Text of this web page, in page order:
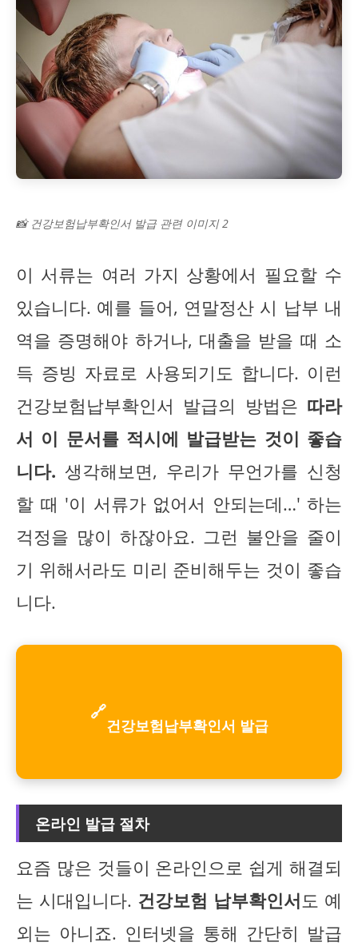
📸 건강보험납부확인서 발급 관련 이미지 2
이 서류는 여러 가지 상황에서 필요할 수
있습니다. 예를 들어, 연말정산 시 납부 내
역을 증명해야 하거나, 대출을 받을 때 소
득 증빙 자료로 사용되기도 합니다. 이런
건강보험납부확인서 발급의 방법은 따라
서 이 문서를 적시에 발급받는 것이 좋습
니다. 생각해보면, 우리가 무언가를 신청
할 때 '이 서류가 없어서 안되는데…' 하는
걱정을 많이 하잖아요. 그런 불안을 줄이
기 위해서라도 미리 준비해두는 것이 좋습
니다.
🔗
건강보험납부확인서 발급
온라인 발급 절차
요즘 많은 것들이 온라인으로 쉽게 해결되
는 시대입니다. 건강보험 납부확인서도 예
외는 아니죠. 인터넷을 통해 간단히 발급